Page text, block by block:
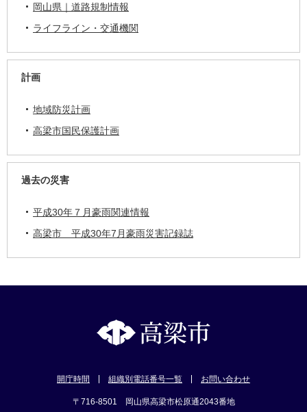
岡山県｜道路規制情報
ライフライン・交通機関
計画
地域防災計画
高梁市国民保護計画
過去の災害
平成30年７月豪雨関連情報
高梁市 平成30年7月豪雨災害記録誌
開庁時間 組織別電話番号一覧 お問い合わせ
〒716-8501 岡山県高梁市松原通2043番地